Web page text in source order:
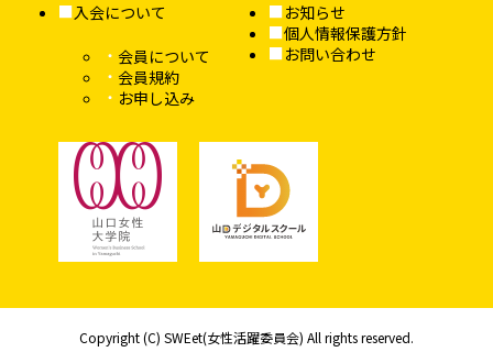
入会について
会員について
会員規約
お申し込み
お知らせ
個人情報保護方針
お問い合わせ
Copyright (C) SWEet(女性活躍委員会) All rights reserved.